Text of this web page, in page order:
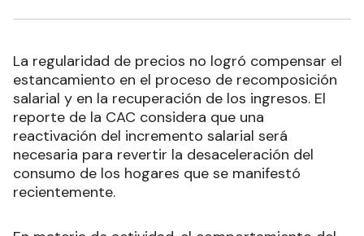
La regularidad de precios no logró compensar el
estancamiento en el proceso de recomposición
salarial y en la recuperación de los ingresos. El
reporte de la CAC considera que una
reactivación del incremento salarial será
necesaria para revertir la desaceleración del
consumo de los hogares que se manifestó
recientemente.